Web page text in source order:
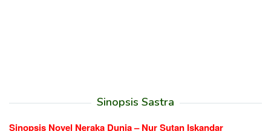
Sinopsis Sastra
Sinopsis Novel Neraka Dunia – Nur Sutan Iskandar